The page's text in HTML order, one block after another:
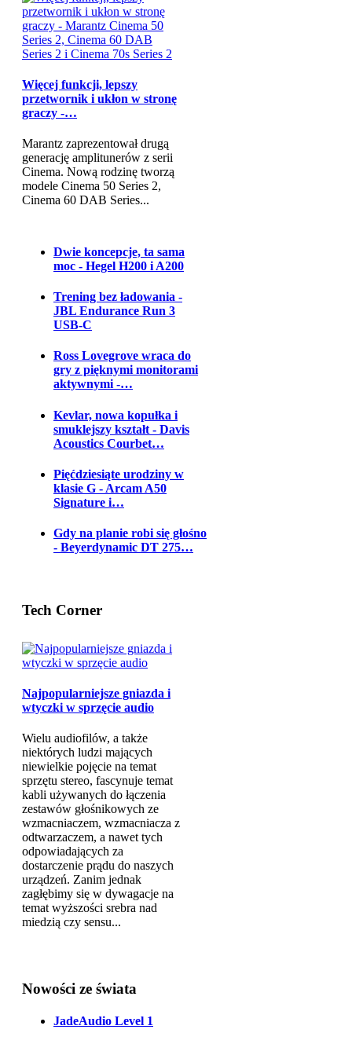
Więcej funkcji, lepszy
przetwornik i ukłon w stronę
graczy -…
Marantz zaprezentował drugą
generację amplitunerów z serii
Cinema. Nową rodzinę tworzą
modele Cinema 50 Series 2,
Cinema 60 DAB Series...
Dwie koncepcje, ta sama
moc - Hegel H200 i A200
Trening bez ładowania -
JBL Endurance Run 3
USB-C
Ross Lovegrove wraca do
gry z pięknymi monitorami
aktywnymi -…
Kevlar, nowa kopułka i
smuklejszy kształt - Davis
Acoustics Courbet…
Pięćdziesiąte urodziny w
klasie G - Arcam A50
Signature i…
Gdy na planie robi się głośno
- Beyerdynamic DT 275…
Tech Corner
Najpopularniejsze gniazda i
wtyczki w sprzęcie audio
Wielu audiofilów, a także
niektórych ludzi mających
niewielkie pojęcie na temat
sprzętu stereo, fascynuje temat
kabli używanych do łączenia
zestawów głośnikowych ze
wzmacniaczem, wzmacniacza z
odtwarzaczem, a nawet tych
odpowiadających za
dostarczenie prądu do naszych
urządzeń. Zanim jednak
zagłębimy się w dywagacje na
temat wyższości srebra nad
miedzią czy sensu...
Nowości ze świata
JadeAudio Level 1